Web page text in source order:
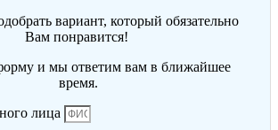
вариант, который обязательно
Вам понравится!
и мы ответим вам в ближайшее
время.
лица